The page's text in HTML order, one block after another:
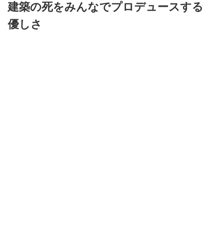
建築の死をみんなでプロデュースする
優しさ